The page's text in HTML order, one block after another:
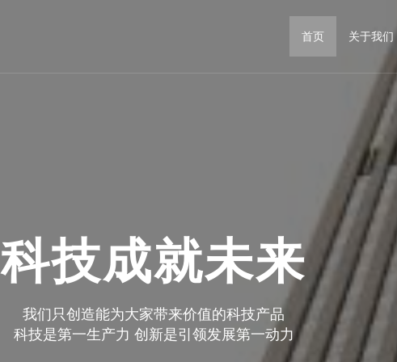
首页 关于我们
科技成就未来
我们只创造能为大家带来价值的科技产品
科技是第一生产力 创新是引领发展第一动力